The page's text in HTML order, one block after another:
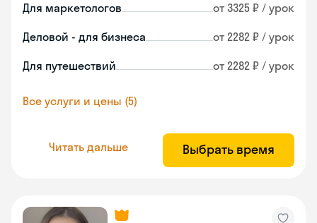
Для маркетологов от 3325 ₽ / урок
Деловой - для бизнеса от 2282 ₽ / урок
Для путешествий от 2282 ₽ / урок
Все услуги и цены (5)
Читать дальше Выбрать время